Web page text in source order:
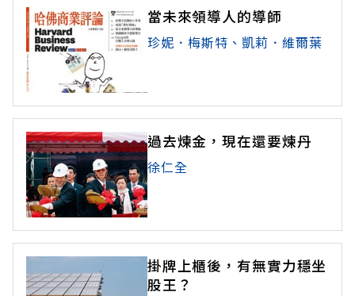
當未來領導人的導師
珍妮．梅斯特、凱莉．維爾葉
過去煉金，現在還要煉丹
徐仁全
掛牌上櫃後，有無實力穩坐
股王？